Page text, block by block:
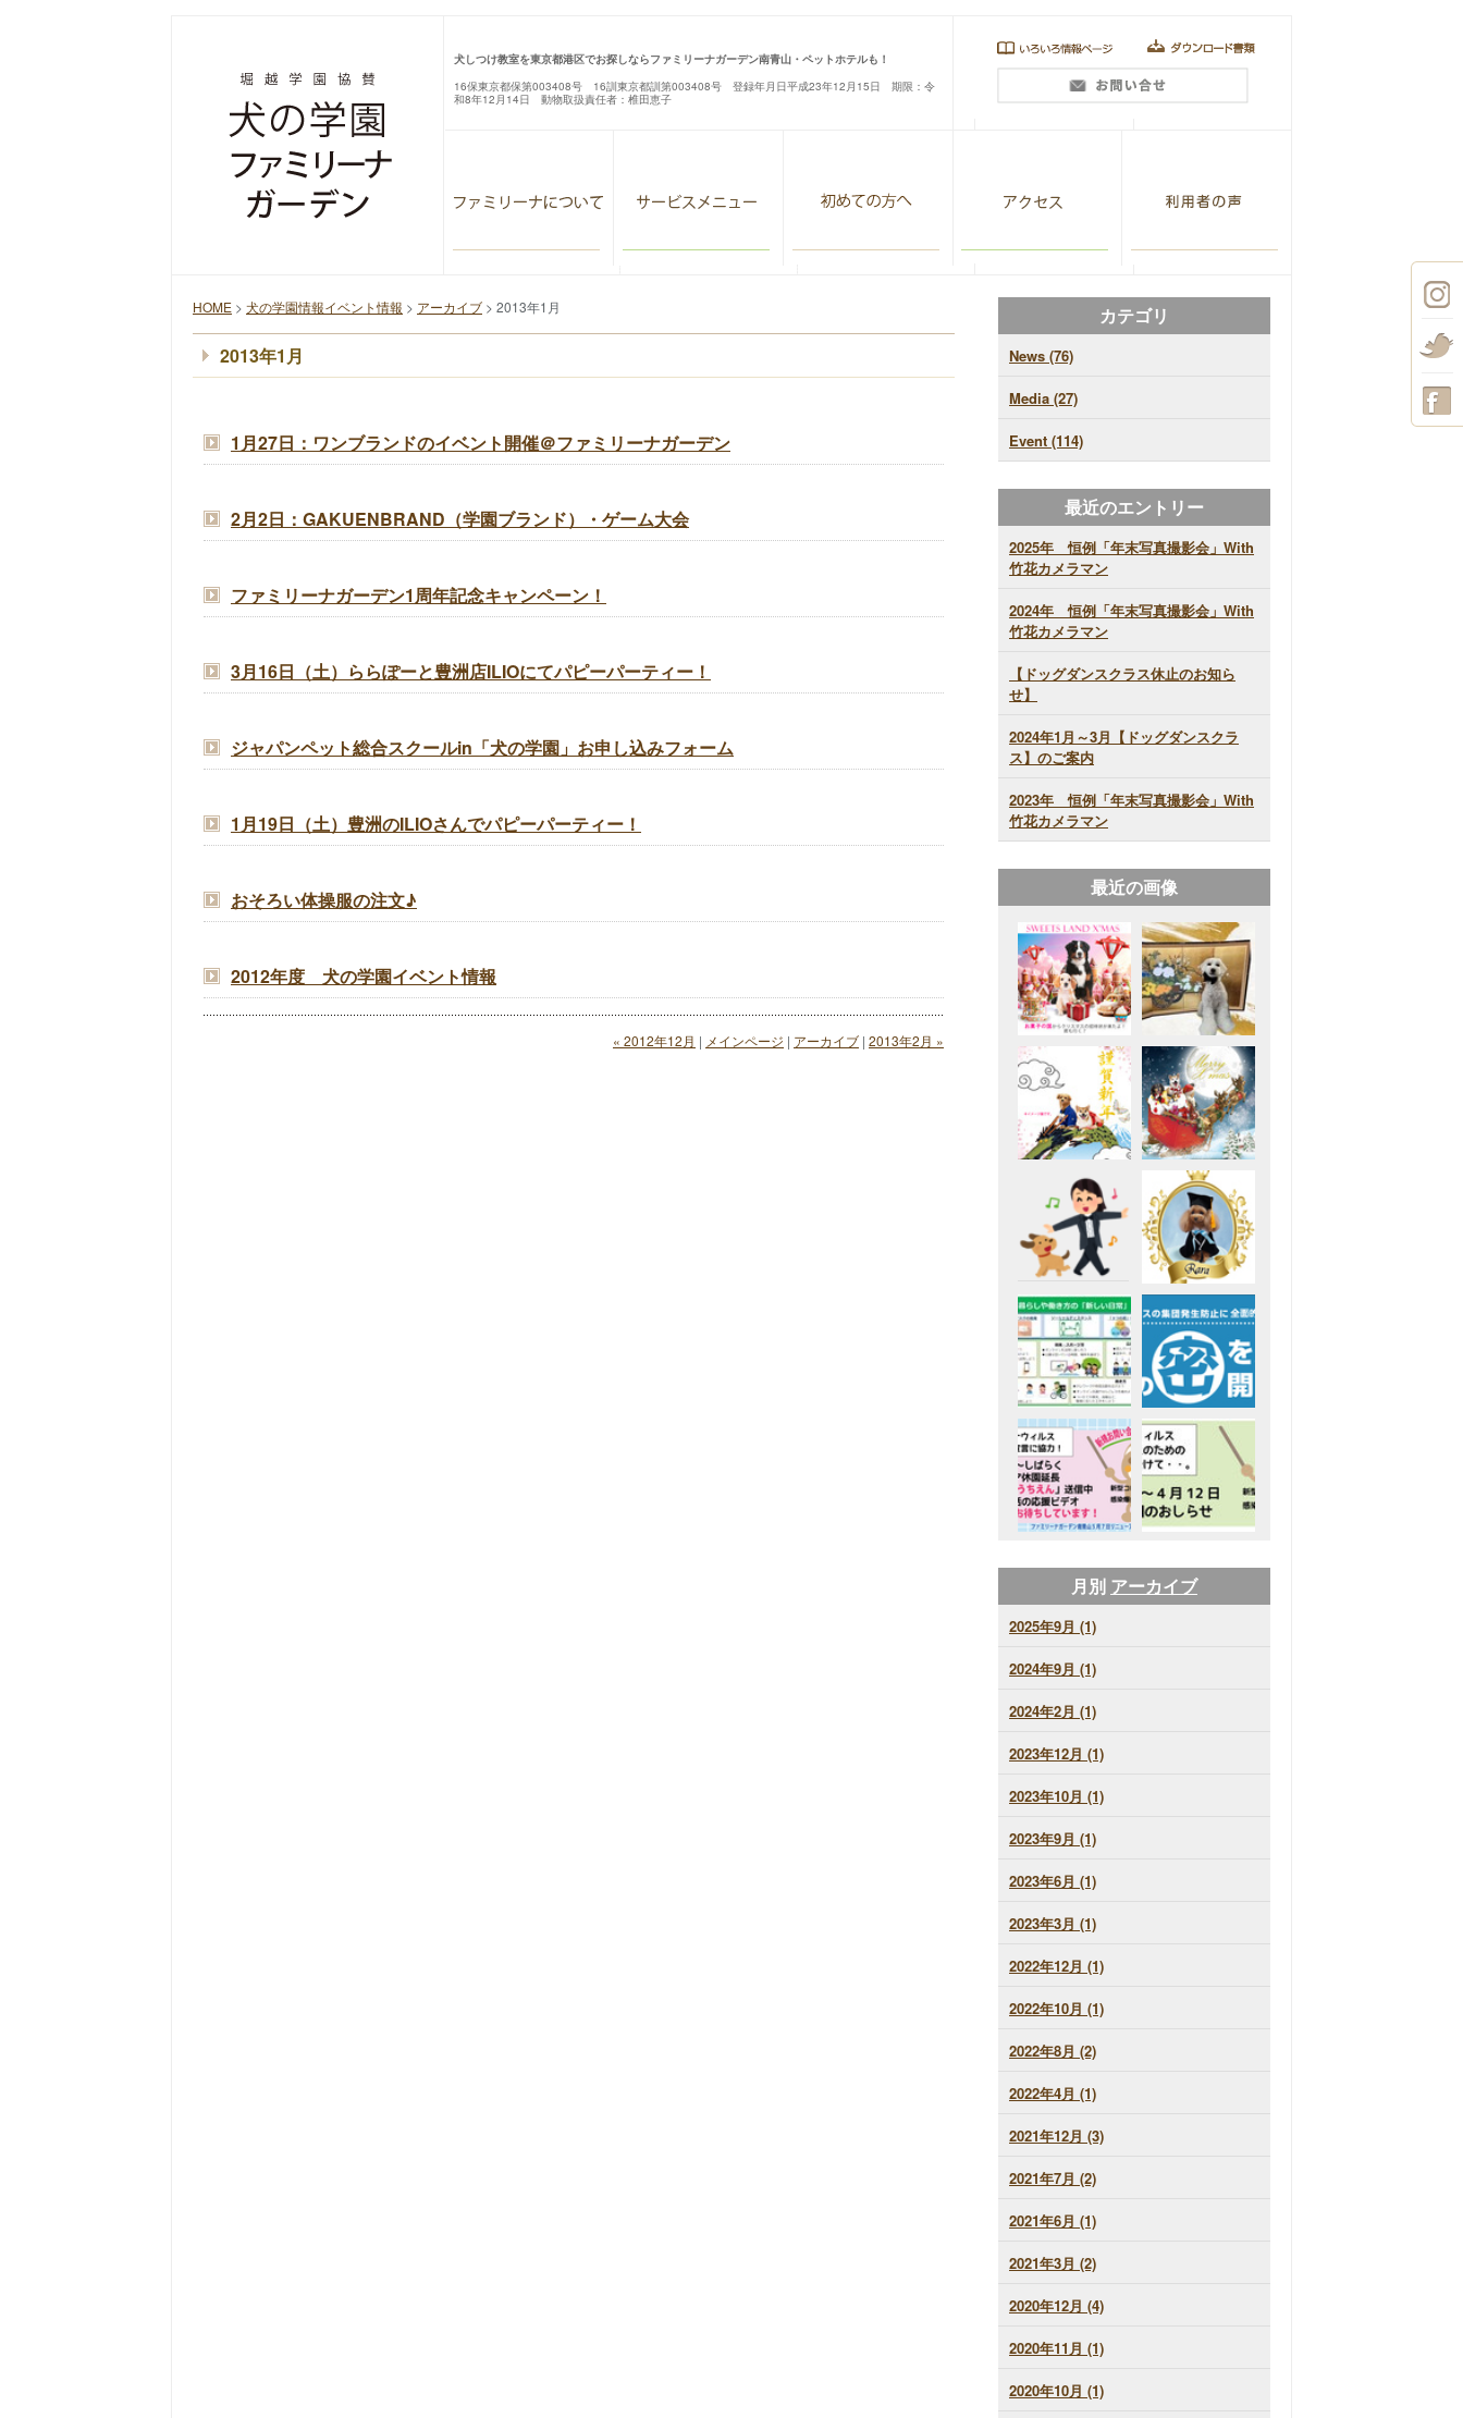
犬しつけ教室を東京都港区でお探しならファミリーナガーデン南青山・ペットホテルも！
16保東京都保第003408号 16訓東京都訓第003408号 登録年月日平成23年12月15日 期限：令
和8年12月14日 動物取扱責任者：椎田恵子
HOME > 犬の学園情報イベント情報 > アーカイブ > 2013年1月
2013年1月
1月27日：ワンブランドのイベント開催＠ファミリーナガーデン
2月2日：GAKUENBRAND（学園ブランド）・ゲーム大会
ファミリーナガーデン1周年記念キャンペーン！
3月16日（土）ららぽーと豊洲店ILIOにてパピーパーティー！
ジャパンペット総合スクールin「犬の学園」お申し込みフォーム
1月19日（土）豊洲のILIOさんでパピーパーティー！
おそろい体操服の注文♪
2012年度 犬の学園イベント情報
« 2012年12月 | メインページ | アーカイブ | 2013年2月 »
カテゴリ
News (76)
Media (27)
Event (114)
最近のエントリー
2025年 恒例「年末写真撮影会」With
竹花カメラマン
2024年 恒例「年末写真撮影会」With
竹花カメラマン
【ドッグダンスクラス休止のお知ら
せ】
2024年1月～3月【ドッグダンスクラ
ス】のご案内
2023年 恒例「年末写真撮影会」With
竹花カメラマン
最近の画像
月別 アーカイブ
2025年9月 (1)
2024年9月 (1)
2024年2月 (1)
2023年12月 (1)
2023年10月 (1)
2023年9月 (1)
2023年6月 (1)
2023年3月 (1)
2022年12月 (1)
2022年10月 (1)
2022年8月 (2)
2022年4月 (1)
2021年12月 (3)
2021年7月 (2)
2021年6月 (1)
2021年3月 (2)
2020年12月 (4)
2020年11月 (1)
2020年10月 (1)